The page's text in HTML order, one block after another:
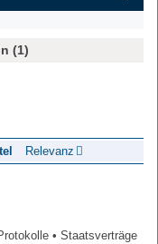
(1)
Relevanz
• Staatsverträge